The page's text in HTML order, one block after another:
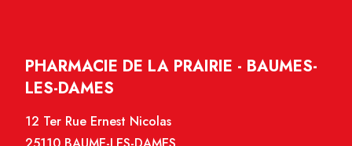
PHARMACIE DE LA PRAIRIE - BAUMES-
LES-DAMES
12 Ter Rue Ernest Nicolas